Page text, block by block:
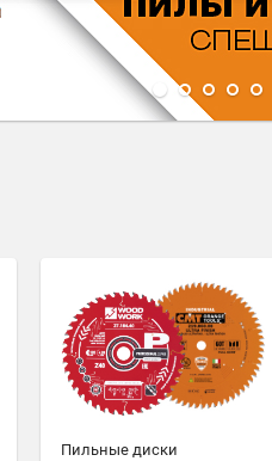
1 2
Пильные диски